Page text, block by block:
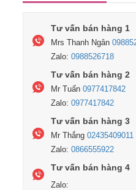
Tư vấn bán hàng 1
Mrs Thanh Ngân
Zalo: 0988526718
Tư vấn bán hàng 2
Mr Tuấn 0977417842
Zalo: 0977417842
Tư vấn bán hàng 3
Mr Thắng 02435409011
Zalo: 0866555922
Tư vấn bán hàng 4
Zalo: